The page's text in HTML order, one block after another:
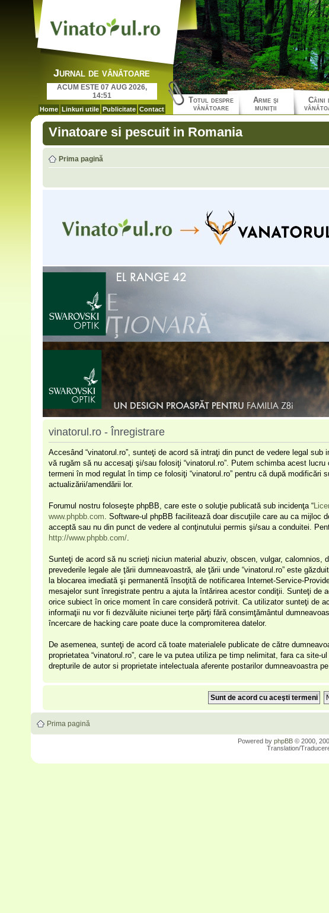
Jurnal de vânătoare
ACUM ESTE 07 AUG 2026,
14:51
Home Linkuri utile Publicitate Contact
Totul despre
vânătoare
Arme şi
muniţii
Câini
Vinatoare si pescuit in Romania
Prima pagină
vinatorul.ro - Înregistrare
Accesând “vinatorul.ro”, sunteţi de acord să intraţi din punct de vedere legal
vă rugăm să nu accesaţi şi/sau folosiţi “vinatorul.ro”. Putem schimba acest
termeni în mod regulat în timp ce folosiţi “vinatorul.ro” pentru că după
actualizării/amendării lor.
Forumul nostru foloseşte phpBB, care este o soluţie publicată sub incidenţa “
www.phpbb.com. Software-ul phpBB facilitează doar discuţiile care au ca mijloc
acceptă sau nu din punct de vedere al conţinutului permis şi/sau a conduitei.
http://www.phpbb.com/.
Sunteţi de acord să nu scrieţi niciun material abuziv, obscen, vulgar, calomnios,
prevederile legale ale ţării dumneavoastră, ale ţării unde “vinatorul.ro” este
la blocarea imediată şi permanentă însoţită de notificarea Internet-Service-
mesajelor sunt înregistrate pentru a ajuta la întărirea acestor condiţii. Sunteţi de
orice subiect în orice moment în care consideră potrivit. Ca utilizator sunteţi de
informaţii nu vor fi dezvăluite niciunei terţe părţi fără consimţământul
încercare de hacking care poate duce la compromiterea datelor.
De asemenea, sunteţi de acord că toate materialele publicate de către
proprietatea “vinatorul.ro”, care le va putea utiliza pe timp nelimitat, fara ca
drepturile de autor si proprietate intelectuala aferente postarilor dumneavoastra
Prima pagină
Powered by phpBB © 2000,
Translation/